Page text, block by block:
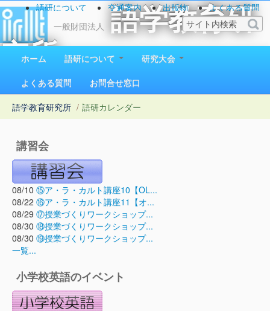
一般財団法人
語学教育研
究所
1923（大正12）年創立
語研について 交通案内 出版物
よくある質問
お問い合わせ
ホーム 語研について
研究大会
よくある質問
お問合せ窓口
語学教育研究所 / 語研カレンダー
講習会
08/10 ⑮ア・ラ・カルト講座10【OL...
08/22 ⑯ア・ラ・カルト講座11【オ...
08/29 ⑰授業づくりワークショップ...
08/30 ⑱授業づくりワークショップ...
08/30 ⑲授業づくりワークショップ...
一覧...
小学校英語のイベント